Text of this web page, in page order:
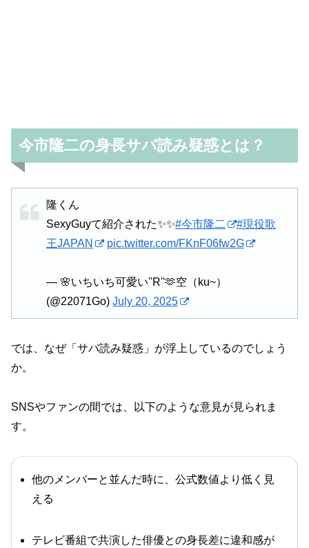
今市隆二の身長サバ読み疑惑とは？
隆くん
SexyGuyて紹介された✨✨#今市隆二
#現役歌
王JAPAN
pic.twitter.com/FKnF06fw2G
— 🌸いちいち可愛い''R''🫶空（ku~）
(@22071Go) July 20, 2025
では、なぜ「サバ読み疑惑」が浮上しているのでしょう
か。
SNSやファンの間では、以下のような意見が見られま
す。
他のメンバーと並んだ時に、公式数値より低く見
える
テレビ番組で共演した俳優との身長差に違和感が